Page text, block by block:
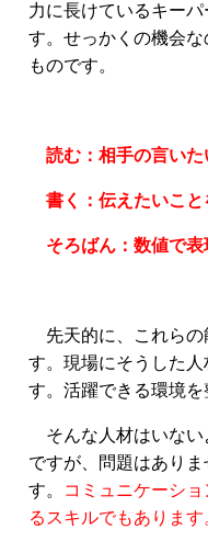
力に長けているキー
す。せっかくの機会
ものです。
読む：相手の言い
書く：伝えたいこ
そろばん：数値で表
先天的に、これら
す。現場にそうした
す。活躍できる環境を
そんな人材はいな
ですが、問題はあり
す。
コミュニケーシ
るスキルでもあります